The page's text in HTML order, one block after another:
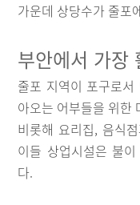
가운데 상당수가 줄포
부안에서 가장
줄포 지역이 포구로
아오는 어부들을 위한
비롯해 요리집, 음식
이들 상업시설은 불
다.